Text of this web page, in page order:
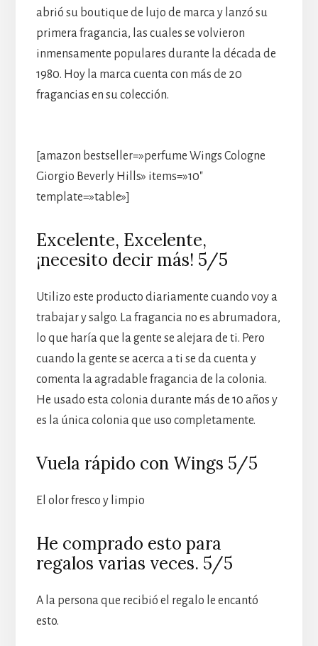
abrió su boutique de lujo de marca y lanzó su
primera fragancia, las cuales se volvieron
inmensamente populares durante la década de
1980. Hoy la marca cuenta con más de 20
fragancias en su colección.
[amazon bestseller=»perfume Wings Cologne
Giorgio Beverly Hills» items=»10″
template=»table»]
Excelente, Excelente,
¡necesito decir más! 5/5
Utilizo este producto diariamente cuando voy a
trabajar y salgo. La fragancia no es abrumadora,
lo que haría que la gente se alejara de ti. Pero
cuando la gente se acerca a ti se da cuenta y
comenta la agradable fragancia de la colonia.
He usado esta colonia durante más de 10 años y
es la única colonia que uso completamente.
Vuela rápido con Wings 5/5
El olor fresco y limpio
He comprado esto para
regalos varias veces. 5/5
A la persona que recibió el regalo le encantó
esto.